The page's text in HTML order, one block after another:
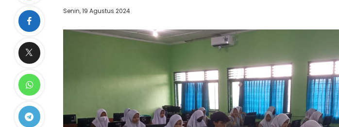
Senin, 19 Agustus 2024